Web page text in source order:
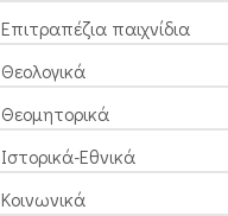
Επιτραπέζια παιχνίδια
Θεολογικά
Θεομητορικά
Ιστορικά-Εθνικά
Κοινωνικά